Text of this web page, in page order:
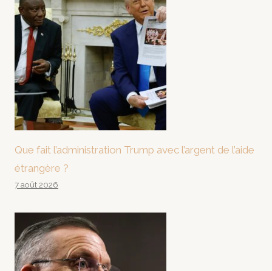
Que fait l’administration Trump avec l’argent de l’aide
étrangère ?
7 août 2026